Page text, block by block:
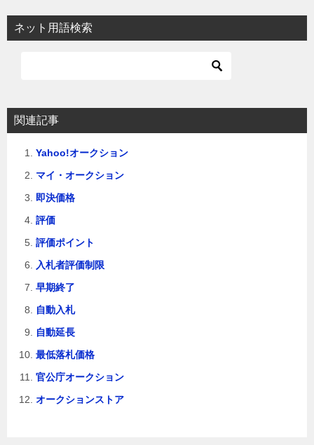
ビ
ゲ
ョ
ン
ネット用語検索
関連記事
Yahoo!オークション
マイ・オークション
即決価格
評価
評価ポイント
入札者評価制限
早期終了
自動入札
自動延長
最低落札価格
官公庁オークション
オークションストア